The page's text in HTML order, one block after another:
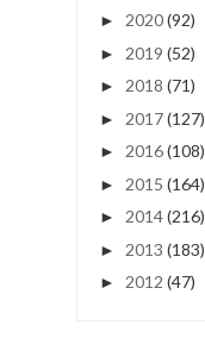
► 2020(92)
► 2019 (52)
► 2018 (71)
► 2017(127)
► 2016(108)
► 2015 (164)
► 2014(216)
► 2013 (183)
► 2012 (47)